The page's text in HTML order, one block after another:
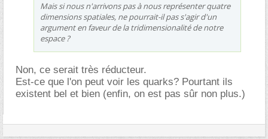
Mais si nous n'arrivons pas à nous représenter quatre
dimensions spatiales, ne pourrait-il pas s'agir d'un
argument en faveur de la tridimensionalité de notre
espace ?
Non, ce serait très réducteur.
Est-ce que l'on peut voir les quarks? Pourtant ils
existent bel et bien (enfin, on est pas sûr non plus.)